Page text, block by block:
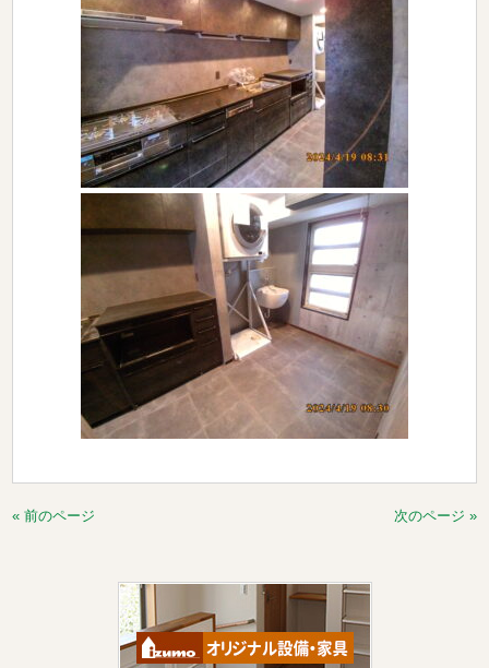
« 前のページ 次のページ »